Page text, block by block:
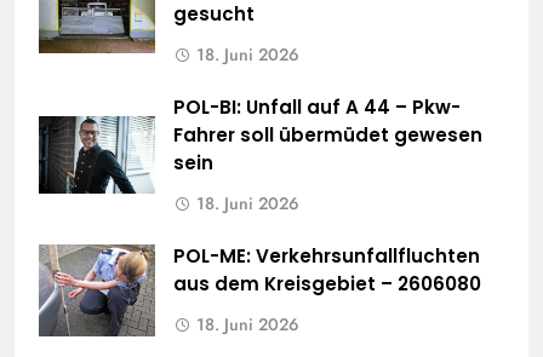
gesucht
18. Juni 2026
POL-BI: Unfall auf A 44 – Pkw-
Fahrer soll übermüdet gewesen
sein
18. Juni 2026
POL-ME: Verkehrsunfallfluchten
aus dem Kreisgebiet – 2606080
18. Juni 2026